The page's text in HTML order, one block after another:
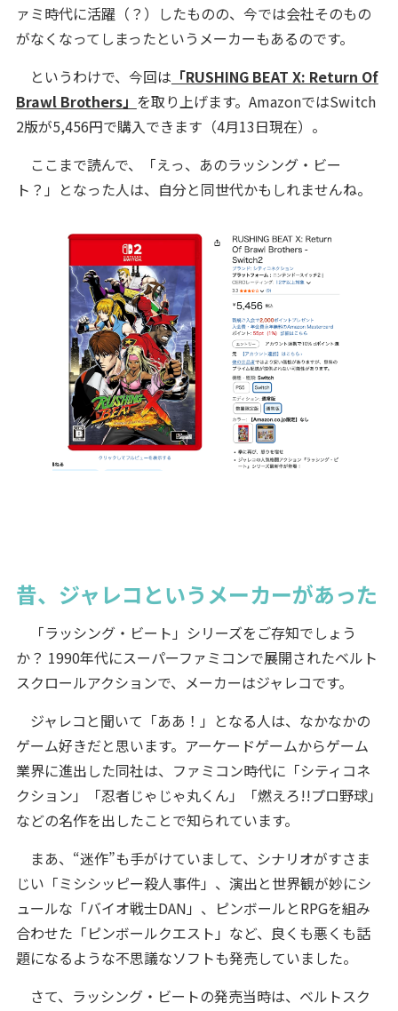
ァミ時代に活躍（？）したものの、今では会社そのもの
がなくなってしまったというメーカーもあるのです。
というわけで、今回は 「RUSHING BEAT X: Return Of
Brawl Brothers」 を取り上げます。AmazonではSwitch
2版が5,456円で購入できます（4月13日現在）。
ここまで読んで、「えっ、あのラッシング・ビー
ト？」となった人は、自分と同世代かもしれませんね。
昔、ジャレコというメーカーがあった
「ラッシング・ビート」シリーズをご存知でしょう
か？ 1990年代にスーパーファミコンで展開されたベルト
スクロールアクションで、メーカーはジャレコです。
ジャレコと聞いて「ああ！」となる人は、なかなかの
ゲーム好きだと思います。アーケードゲームからゲーム
業界に進出した同社は、ファミコン時代に「シティコネ
クション」「忍者じゃじゃ丸くん」「燃えろ!!プロ野球」
などの名作を出したことで知られています。
まあ、“迷作”も手がけていまして、シナリオがすさま
じい「ミシシッピー殺人事件」、演出と世界観が妙にシ
ュールな「バイオ戦士DAN」、ピンボールとRPGを組み
合わせた「ピンボールクエスト」など、良くも悪くも話
題になるような不思議なソフトも発売していました。
さて、ラッシング・ビートの発売当時は、ベルトスク